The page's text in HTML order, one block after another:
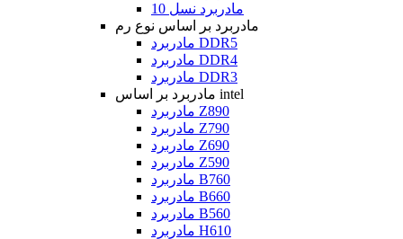
مادربرد نسل 10
مادربرد بر اساس نوع رم
مادربرد DDR5
مادربرد DDR4
مادربرد DDR3
مادربرد بر اساس intel
مادربرد Z890
مادربرد Z790
مادربرد Z690
مادربرد Z590
مادربرد B760
مادربرد B660
مادربرد B560
مادربرد H610